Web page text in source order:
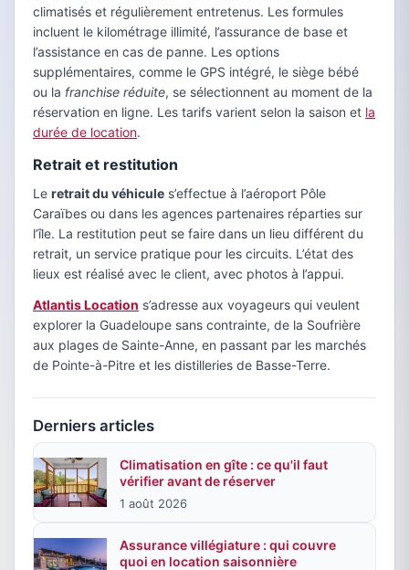
climatisés et régulièrement entretenus. Les formules
incluent le kilométrage illimité, l’assurance de base et
l’assistance en cas de panne. Les options
supplémentaires, comme le GPS intégré, le siège bébé
ou la franchise réduite, se sélectionnent au moment de la
réservation en ligne. Les tarifs varient selon la saison et la
durée de location.
Retrait et restitution
Le retrait du véhicule s’effectue à l’aéroport Pôle
Caraïbes ou dans les agences partenaires réparties sur
l’île. La restitution peut se faire dans un lieu différent du
retrait, un service pratique pour les circuits. L’état des
lieux est réalisé avec le client, avec photos à l’appui.
Atlantis Location s’adresse aux voyageurs qui veulent
explorer la Guadeloupe sans contrainte, de la Soufrière
aux plages de Sainte-Anne, en passant par les marchés
de Pointe-à-Pitre et les distilleries de Basse-Terre.
Derniers articles
Climatisation en gîte : ce qu'il faut
vérifier avant de réserver
1 août 2026
Assurance villégiature : qui couvre
quoi en location saisonnière